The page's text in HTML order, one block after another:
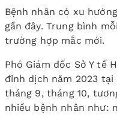
Bệnh nhân có xu
gần đây. Trung bình
trường hợp mắc mới.
Phó Giám đốc Sở Y tế
đỉnh dịch năm 2023
tháng 9, tháng 10,
nhiều bệnh nhân như: